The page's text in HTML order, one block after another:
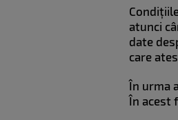
atunci
date
care
În urma
În acest